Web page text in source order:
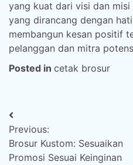
yang kuat dari visi dan
yang dirancang dengan
membangun kesan positif
pelanggan dan mitra
Posted in cetak brosur
Post
navigation
Previous:
Brosur Kustom: Sesuaikan
Promosi Sesuai Keinginan